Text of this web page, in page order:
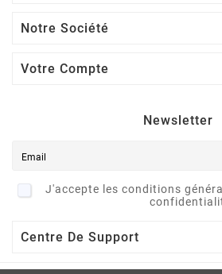
Notre Société
Votre Compte
Newsletter
J'accepte les conditions
Centre De Support